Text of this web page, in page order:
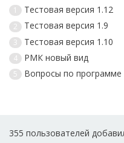
1 Тестовая версия 1.12
2 Тестовая версия 1.9
3 Тестовая версия 1.10
4 РМК новый вид
5 Вопросы по программе
355 пользователей